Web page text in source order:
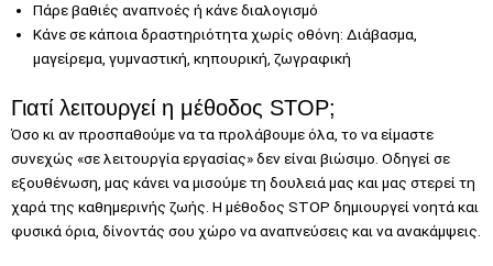
Πάρε βαθιές αναπνοές ή κάνε διαλογισμό
Κάνε σε κάποια δραστηριότητα χωρίς οθόνη: Διάβασμα,
μαγείρεμα, γυμναστική, κηπουρική, ζωγραφική
Γιατί λειτουργεί η μέθοδος STOP;
Όσο κι αν προσπαθούμε να τα προλάβουμε όλα, το να είμαστε
συνεχώς «σε λειτουργία εργασίας» δεν είναι βιώσιμο. Οδηγεί σε
εξουθένωση, μας κάνει να μισούμε τη δουλειά μας και μας στερεί τη
χαρά της καθημερινής ζωής. Η μέθοδος STOP δημιουργεί νοητά και
φυσικά όρια, δίνοντάς σου χώρο να αναπνεύσεις και να ανακάμψεις.